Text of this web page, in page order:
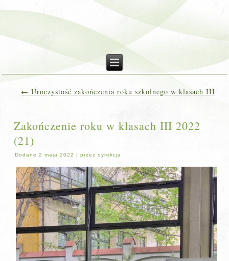
← Uroczystość zakończenia roku szkolnego w klasach III
Zakończenie roku w klasach III 2022
(21)
Dodane 2 maja 2022 |przez dyrekcja